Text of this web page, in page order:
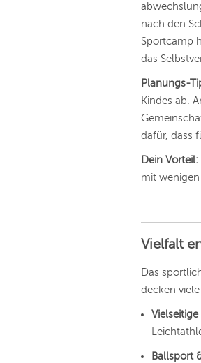
nach den
Sportcamp
das
Planungs-
Kindes ab.
dafür, dass
Dein Vorteil:
mit wenigen
Vielfalt
Das
decken
Ballsport